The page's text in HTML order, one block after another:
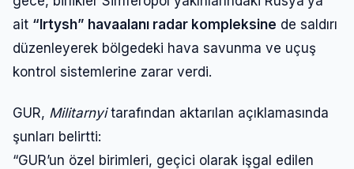
ait “Irtysh” havaalanı radar kompleksine de saldırı
düzenleyerek bölgedeki hava savunma ve uçuş
kontrol sistemlerine zarar verdi.
GUR, Militarnyitarafından aktarılan açıklamasında
şunları belirtti:
“GUR’un özel birimleri, geçici olarak işgal edilen